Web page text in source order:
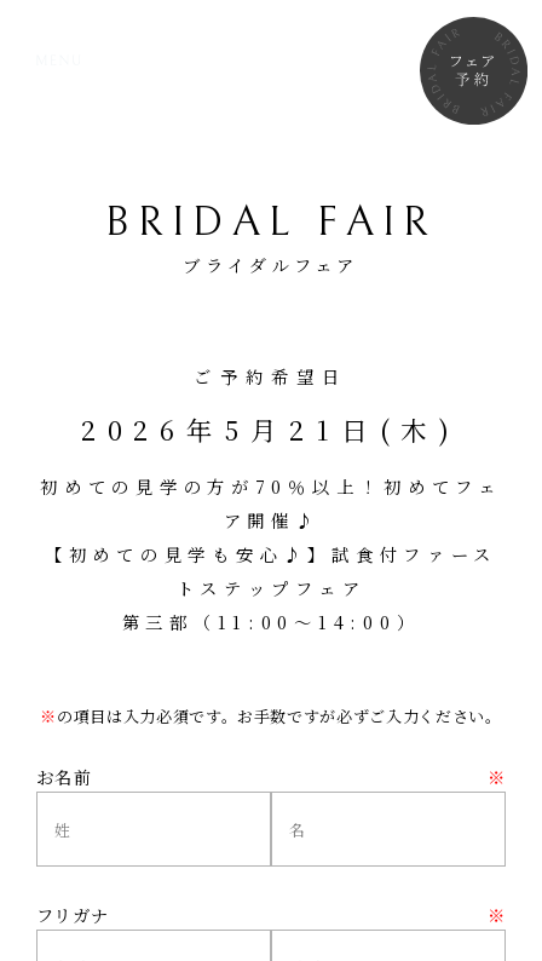
BRIDAL FAIR
ブライダルフェア
ご予約希望日
2026年5月21日(木)
初めての見学の方が70％以上！初めてフェ
ア開催♪
【初めての見学も安心♪】試食付ファース
トステップフェア
第三部（11:00～14:00）
※の項目は入力必須です。お手数ですが必ずご入力ください。
お名前 ※
フリガナ ※